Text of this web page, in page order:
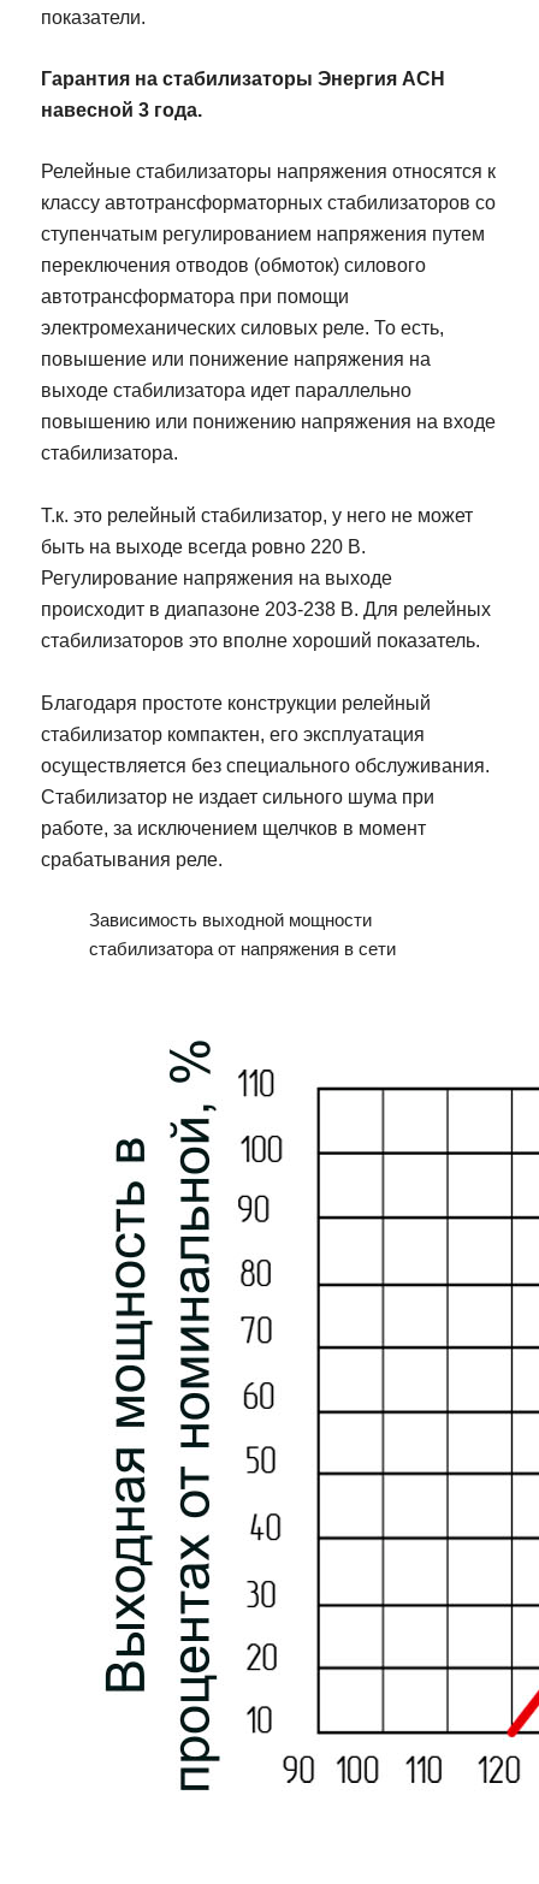
показатели.
Гарантия на стабилизаторы Энергия АСН
навесной 3 года.
Релейные стабилизаторы напряжения относятся к
классу автотрансформаторных стабилизаторов со
ступенчатым регулированием напряжения путем
переключения отводов (обмоток) силового
автотрансформатора при помощи
электромеханических силовых реле. То есть,
повышение или понижение напряжения на
выходе стабилизатора идет параллельно
повышению или понижению напряжения на входе
стабилизатора.
Т.к. это релейный стабилизатор, у него не может
быть на выходе всегда ровно 220 В.
Регулирование напряжения на выходе
происходит в диапазоне 203-238 В. Для релейных
стабилизаторов это вполне хороший показатель.
Благодаря простоте конструкции релейный
стабилизатор компактен, его эксплуатация
осуществляется без специального обслуживания.
Стабилизатор не издает сильного шума при
работе, за исключением щелчков в момент
срабатывания реле.
Зависимость выходной мощности
стабилизатора от напряжения в сети